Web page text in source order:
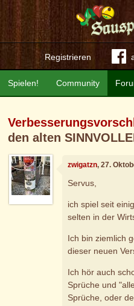
Registrieren
Community
Spielen!
den alten
zwigatzn, 27.
Servus,
ich spiel seit
selten in der
Ich bin ziemlich
dieser neuen
Ich hör auch
Sprüche und
Sprüche, oder